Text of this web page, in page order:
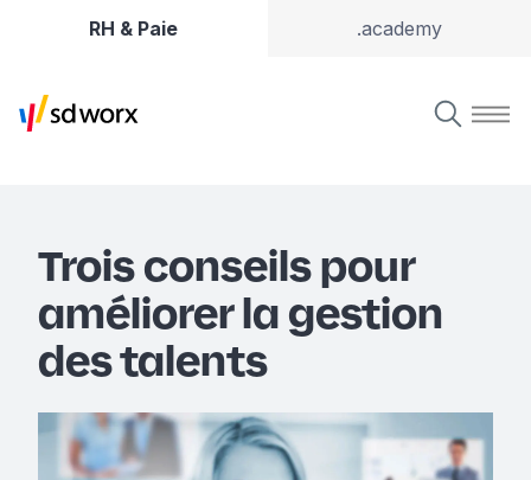
RH & Paie .academy
Trois conseils pour
améliorer la gestion
des talents